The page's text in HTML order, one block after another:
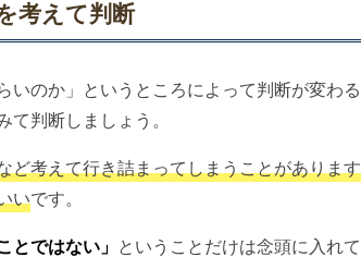
考えて判断
いのか」というところによって判断が変わ
て判断しましょう。
考えて行き詰まってしまうことがありま
いです。
とではない」 ということだけは念頭に入れ